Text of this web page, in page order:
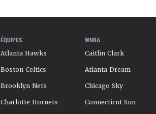
ÉQUIPES
Atlanta Hawks
Boston Celtics
Brooklyn Nets
Charlotte Hornets
WNBA
Caitlin Clark
Atlanta Dream
Chicago Sky
Connecticut Sun